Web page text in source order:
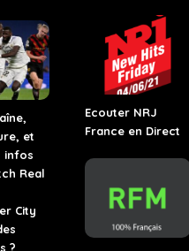
et
infos
Real
City
?
Ecouter NRJ
France en Direct